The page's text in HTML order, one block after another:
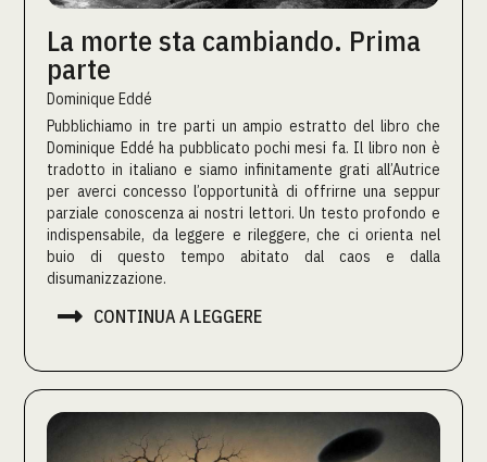
La morte sta cambiando. Prima
parte
Dominique Eddé
Pubblichiamo in tre parti un ampio estratto del libro che
Dominique Eddé ha pubblicato pochi mesi fa. Il libro non è
tradotto in italiano e siamo infinitamente grati all’Autrice
per averci concesso l’opportunità di offrirne una seppur
parziale conoscenza ai nostri lettori. Un testo profondo e
indispensabile, da leggere e rileggere, che ci orienta nel
buio di questo tempo abitato dal caos e dalla
disumanizzazione.
 CONTINUA A LEGGERE